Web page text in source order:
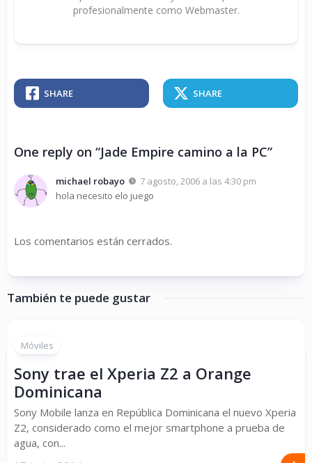
profesionalmente como Webmaster.
SHARE SHARE
One reply on “Jade Empire camino a la PC”
michael robayo
7 agosto, 2006 a las 4:30 pm
hola necesito elo juego
Los comentarios están cerrados.
También te puede gustar
Móviles
Sony trae el Xperia Z2 a Orange
Dominicana
Sony Mobile lanza en República Dominicana el nuevo Xperia
Z2, considerado como el mejor smartphone a prueba de
agua, con...